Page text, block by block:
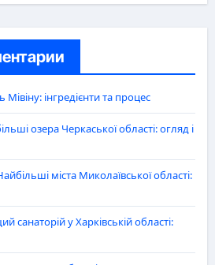
інгредієнти та процес
озера Черкаської області: огляд і
міста Миколаївської області:
санаторій у Харківській області: